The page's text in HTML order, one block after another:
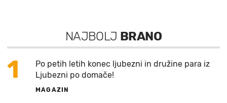
NAJBOLJ BRANO
1
Po petih letih konec ljubezni in družine para iz
Ljubezni po domače!
MAGAZIN